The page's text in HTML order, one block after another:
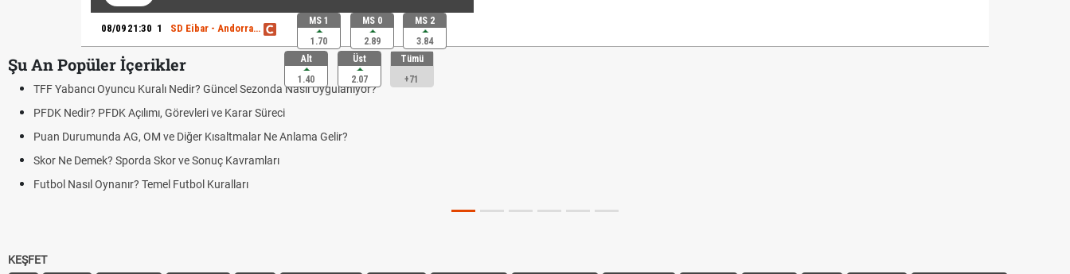
08/09 21:30 1 SD Eibar - Andorra FC
MS 1
1.70
MS 0
2.89
MS 2
3.84
Alt
1.40
Üst
2.07
Tümü
+71
Şu An Popüler İçerikler
TFF Yabancı Oyuncu Kuralı Nedir? Güncel Sezonda Nasıl Uygulanıyor?
PFDK Nedir? PFDK Açılımı, Görevleri ve Karar Süreci
Puan Durumunda AG, OM ve Diğer Kısaltmalar Ne Anlama Gelir?
Skor Ne Demek? Sporda Skor ve Sonuç Kavramları
Futbol Nasıl Oynanır? Temel Futbol Kuralları
KEŞFET